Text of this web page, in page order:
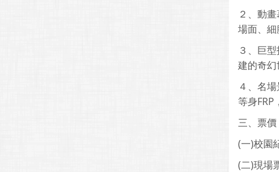
２、動
場面、細
３、巨
建的奇幻
４、名
等身FRP
三、票價
(一)校園
(二)現場